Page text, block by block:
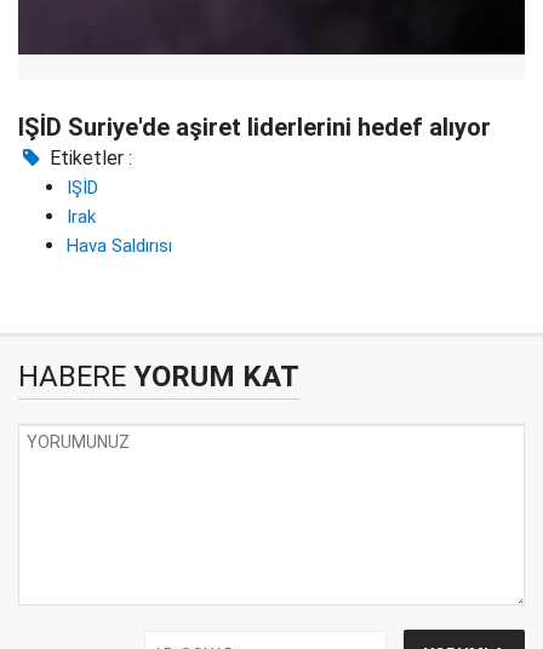
IŞİD Suriye'de aşiret liderlerini hedef alıyor
Etiketler :
IŞİD
Irak
Hava Saldırısı
HABERE YORUM KAT